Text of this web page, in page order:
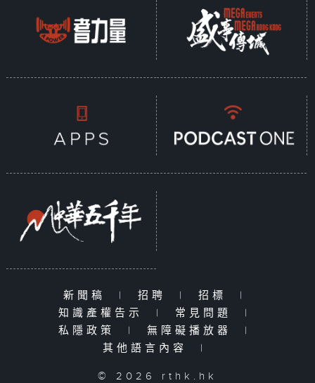
新聞稿 | 招聘 | 招標
|
知識產權告示
| 常見問題
|
私隱政策
| 無障礙播放器
|
其他語言內容
|
© 2026 rthk.hk